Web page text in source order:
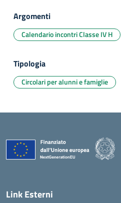
Argomenti
Calendario incontri Classe IV H
Tipologia
Circolari per alunni e famiglie
Link Esterni